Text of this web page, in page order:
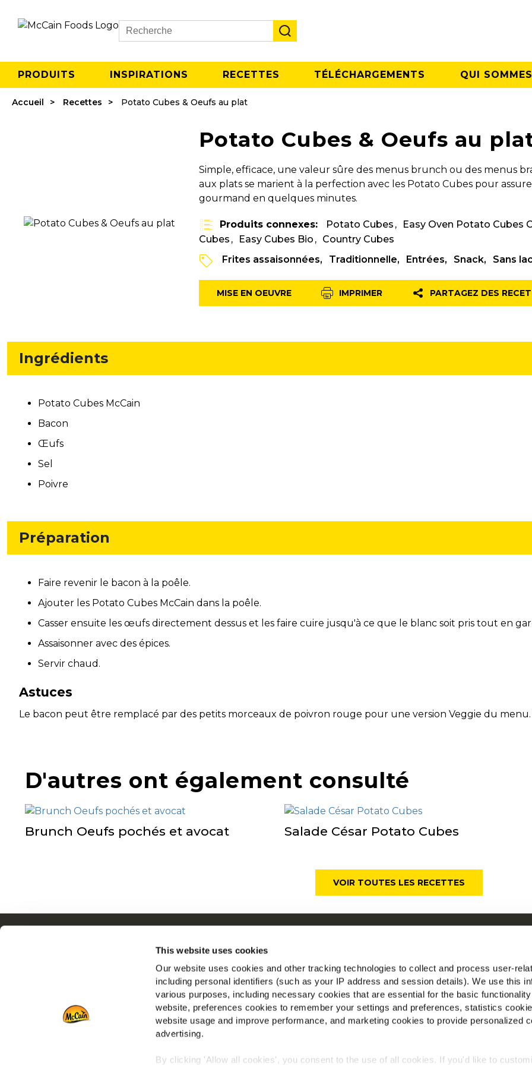
This website uses cookies
Our website uses cookies and other tracking technologies to collect and process user-
including personal identifiers (such as your IP address and session details). We use this
various purposes, including necessary cookies that are essential for the basic
website, preferences cookies to remember your settings and preferences, statistics
website usage and improve performance, and marketing cookies to provide personalized
advertising.
By clicking 'Allow all cookies', you consent to the use of all cookies. If you'd like to
Search
PRODUITS INSPIRATIONS RECETTES TÉLÉCHARGEMENTS QUI
Accueil Recettes Potato Cubes & Oeufs au plat
Potato Cubes & Oeufs au
Simple, efficace, une valeur sûre des menus brunch ou des menus
aux plats se marient à la perfection avec les Potato Cubes pour
gourmand en quelques minutes.
Produits connexes: Potato Cubes
Easy Oven Potato Cubes
Cubes
Easy Cubes Bio
Country Cubes
Frites assaisonnées
Traditionnelle Entrées Snack Sans
MISE EN OEUVRE IMPRIMER PARTAGEZ DES
Ingrédients
Potato Cubes McCain
Bacon
Œufs
Sel
Poivre
Préparation
Faire revenir le bacon à la poêle.
Ajouter les Potato Cubes McCain dans la poêle.
Casser ensuite les œufs directement dessus et les faire cuire jusqu'à ce que le blanc soit pris tout en
Assaisonner avec des épices.
Servir chaud.
Astuces
Le bacon peut être remplacé par des petits morceaux de poivron rouge pour une version Veggie du menu.
D'autres ont également consulté
Brunch Oeufs pochés et avocat Salade César Potato Cubes
VOIR TOUTES LES RECETTES
Inspiration
Téléchargements
Nos racines nous engagent
Espace Agriculteurs
Recrutement
News
FAQ